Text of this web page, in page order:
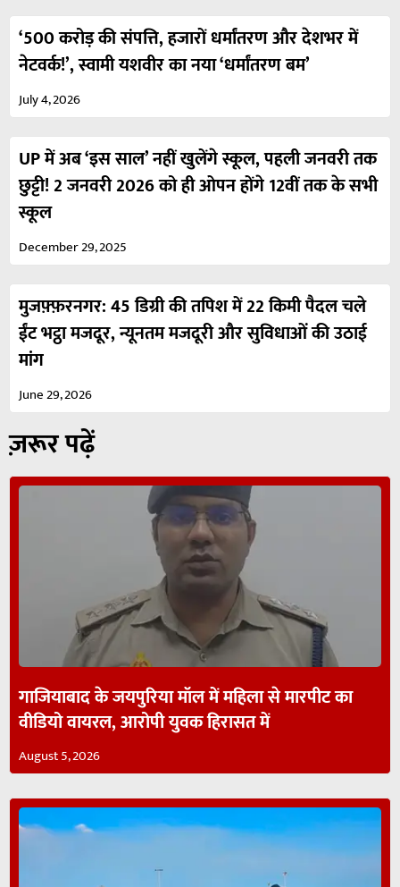
‘500 करोड़ की संपत्ति, हजारों धर्मांतरण और देशभर में
नेटवर्क!’, स्वामी यशवीर का नया ‘धर्मांतरण बम’
July 4, 2026
UP में अब ‘इस साल’ नहीं खुलेंगे स्कूल, पहली जनवरी तक
छुट्टी! 2 जनवरी 2026 को ही ओपन होंगे 12वीं तक के सभी
स्कूल
December 29, 2025
मुजफ़्फ़रनगर: 45 डिग्री की तपिश में 22 किमी पैदल चले
ईंट भट्ठा मजदूर, न्यूनतम मजदूरी और सुविधाओं की उठाई
मांग
June 29, 2026
ज़रूर पढ़ें
गाजियाबाद के जयपुरिया मॉल में महिला से मारपीट का
वीडियो वायरल, आरोपी युवक हिरासत में
August 5, 2026